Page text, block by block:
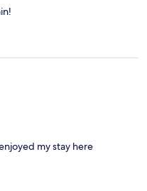
my stay here